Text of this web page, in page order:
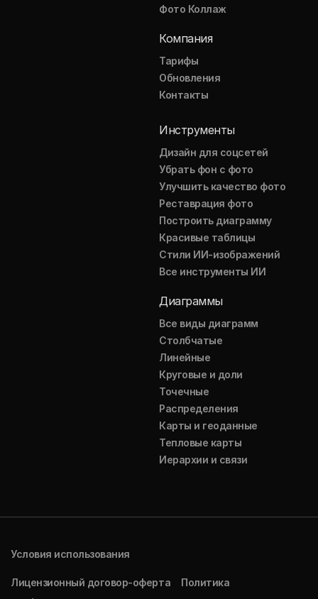
Фото Коллаж
Компания
Тарифы
Обновления
Контакты
Инструменты
Дизайн для соцсетей
Убрать фон с фото
Улучшить качество фото
Реставрация фото
Построить диаграмму
Красивые таблицы
Стили ИИ-изображений
Все инструменты ИИ
Диаграммы
Все виды диаграмм
Столбчатые
Линейные
Круговые и доли
Точечные
Распределения
Карты и геоданные
Тепловые карты
Иерархии и связи
Условия использования
Лицензионный договор-оферта
Политика